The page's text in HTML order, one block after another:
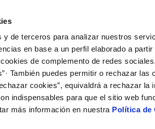
y de terceros para analizar nuestros
en base a un perfil elaborado a
de complemento de redes
También puedes permitir o rechazar
cookies”, equivaldrá a rechazar la
indispensables para que el sitio web
más información en nuestra Política de
de titular
de suministro
Tu Servicio
AL CLIENTE
de contacto
Carta de
Tu Agua
calidad del agua
COMPROMISOS
ambiente